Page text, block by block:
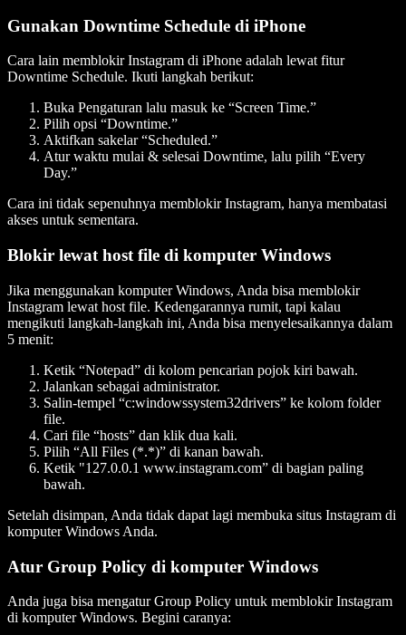
Gunakan Downtime Schedule di iPhone
Cara lain memblokir Instagram di iPhone adalah lewat fitur
Downtime Schedule. Ikuti langkah berikut:
Buka Pengaturan lalu masuk ke “Screen Time.”
Pilih opsi “Downtime.”
Aktifkan sakelar “Scheduled.”
Atur waktu mulai & selesai Downtime, lalu pilih “Every
Day.”
Cara ini tidak sepenuhnya memblokir Instagram, hanya membatasi
akses untuk sementara.
Blokir lewat host file di komputer Windows
Jika menggunakan komputer Windows, Anda bisa memblokir
Instagram lewat host file. Kedengarannya rumit, tapi kalau
mengikuti langkah-langkah ini, Anda bisa menyelesaikannya dalam
5 menit:
Ketik “Notepad” di kolom pencarian pojok kiri bawah.
Jalankan sebagai administrator.
Salin-tempel “c:windowssystem32drivers” ke kolom folder
file.
Cari file “hosts” dan klik dua kali.
Pilih “All Files (*.*)” di kanan bawah.
Ketik "127.0.0.1 www.instagram.com” di bagian paling
bawah.
Setelah disimpan, Anda tidak dapat lagi membuka situs Instagram di
komputer Windows Anda.
Atur Group Policy di komputer Windows
Anda juga bisa mengatur Group Policy untuk memblokir Instagram
di komputer Windows. Begini caranya: